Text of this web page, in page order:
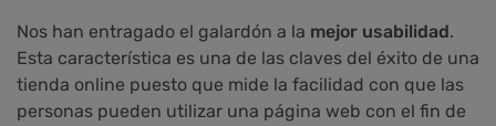
Nos han entragado el galardón a la mejor usabilidad.
Esta característica es una de las claves del éxito de una
tienda online puesto que mide la facilidad con que las
personas pueden utilizar una página web con el fin de